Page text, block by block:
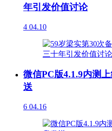
年引发价值讨论
4 04.10
微信PC版4.1.9内测
送
6 04.16